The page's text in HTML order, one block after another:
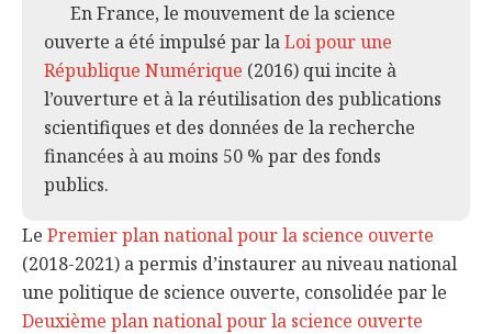
En France, le mouvement de la science
ouverte a été impulsé par laLoi pour une
République Numérique (2016) qui incite à
l’ouverture et à la réutilisation des publications
scientifiques et des données de la recherche
financées à au moins 50 % par des fonds
publics.
Le Premier plan national pour la science ouverte
(2018-2021) a permis d’instaurer au niveau national
une politique de science ouverte, consolidée par le
Deuxième plan national pour la science ouverte